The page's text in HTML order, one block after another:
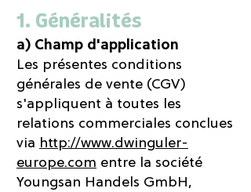
1. Généralités
a) Champ d'application
Les présentes conditions
générales de vente (CGV)
s'appliquent à toutes les
relations commerciales conclues
via http://www.dwinguler-
europe.com entre la société
Youngsan Handels GmbH,